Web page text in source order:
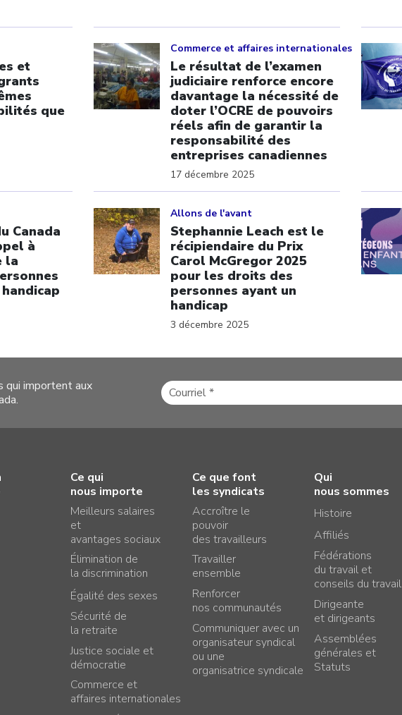
et
que
Commerce et affaires internationales
Le résultat de l’examen
judiciaire renforce encore
davantage la nécessité de
doter l’OCRE de pouvoirs
réels afin de garantir la
responsabilité des
entreprises canadiennes
17 décembre 2025
Canada
à
la
Allons de l'avant
Stephannie Leach est le
récipiendaire du Prix
Carol McGregor 2025
pour les droits des
personnes ayant un
handicap
3 décembre 2025
qui importent aux
Ce qui
nous importe
Meilleurs salaires
et
avantages sociaux
Élimination de
la discrimination
Égalité des sexes
Sécurité de
la retraite
Justice sociale et
démocratie
Commerce et
affaires internationales
Ce que font
les syndicats
Accroître le
pouvoir
des travailleurs
Travailler
ensemble
Renforcer
nos communautés
Communiquer avec un
organisateur syndical
ou une
organisatrice syndicale
Qui
nous sommes
Histoire
Affiliés
Fédérations
du travail et
conseils du travail
Dirigeante
et dirigeants
Assemblées
générales et
Statuts